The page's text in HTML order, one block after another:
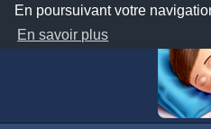
En poursuivant votre
En savoir plus